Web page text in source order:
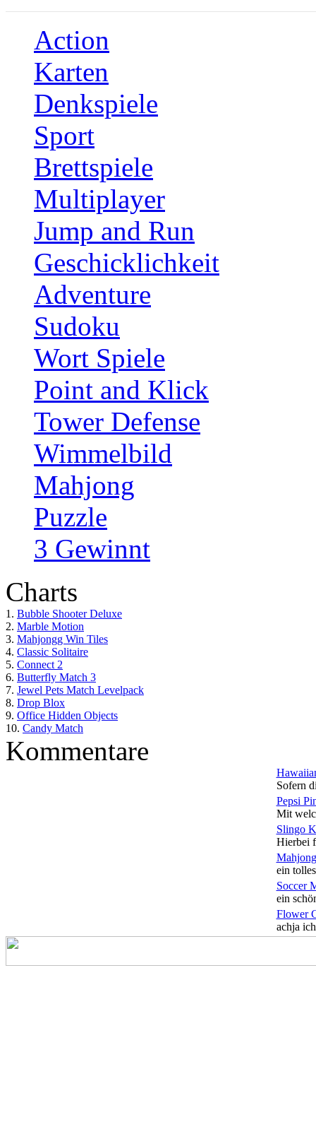
Action
Karten
Denkspiele
Sport
Brettspiele
Multiplayer
Jump and Run
Geschicklichkeit
Adventure
Sudoku
Wort Spiele
Point and Klick
Tower Defense
Wimmelbild
Mahjong
Puzzle
3 Gewinnt
Charts
1. Bubble Shooter Deluxe
2. Marble Motion
3. Mahjongg Win Tiles
4. Classic Solitaire
5. Connect 2
6. Butterfly Match 3
7. Jewel Pets Match Levelpack
8. Drop Blox
9. Office Hidden Objects
10. Candy Match
Kommentare
Sofern
Pepsi
Mit
Slingo
Hierbei
ein
Soccer
ein
Flower
achja